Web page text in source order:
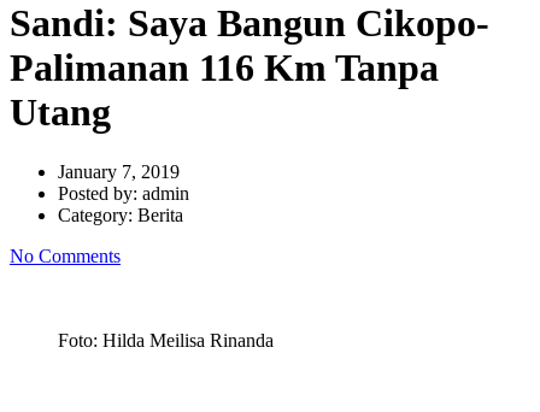
Sandi: Saya Bangun Cikopo-
Palimanan 116 Km Tanpa
Utang
January 7, 2019
Posted by: admin
Category: Berita
No Comments
Foto: Hilda Meilisa Rinanda